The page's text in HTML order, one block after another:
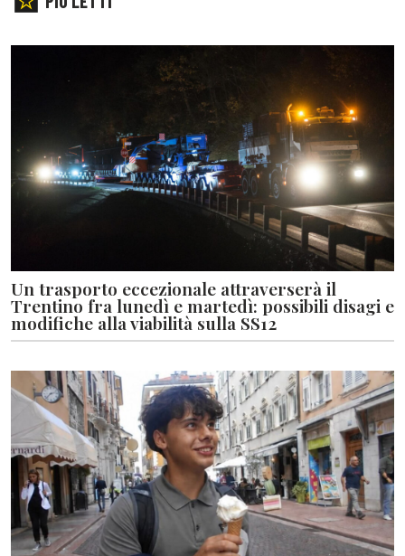
Un trasporto eccezionale attraverserà il
Trentino fra lunedì e martedì: possibili disagi e
modifiche alla viabilità sulla SS12